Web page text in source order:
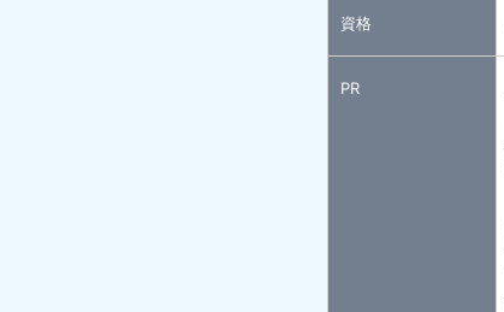
資格
PR